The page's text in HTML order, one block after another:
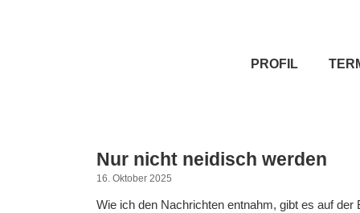
PROFIL
Nur nicht neidisch werden
16. Oktober 2025
Wie ich den Nachrichten entnahm, gibt es auf der